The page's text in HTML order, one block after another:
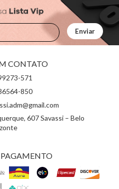
CONTATO
571
850
607 Savassi – Belo
PAGAMENTO